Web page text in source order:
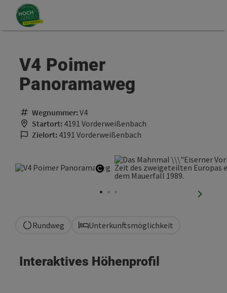
Zum Inhalt
Zum Seitenanfang
V4 Poimer
Panoramaweg
Wegnummer:V4
Startort: 4191 Vorderweißenbach
Zielort: 4191 Vorderweißenbach
Copyright öffnen
Rundweg Unterkunftsmöglichkeit
Interaktives Höhenprofil